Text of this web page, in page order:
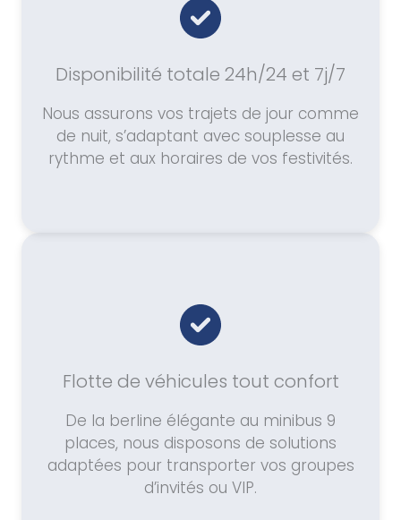
Disponibilité totale 24h/24 et 7j/7
Nous assurons vos trajets de jour comme
de nuit, s’adaptant avec souplesse au
rythme et aux horaires de vos festivités.
Flotte de véhicules tout confort
De la berline élégante au minibus 9
places, nous disposons de solutions
adaptées pour transporter vos groupes
d’invités ou VIP.